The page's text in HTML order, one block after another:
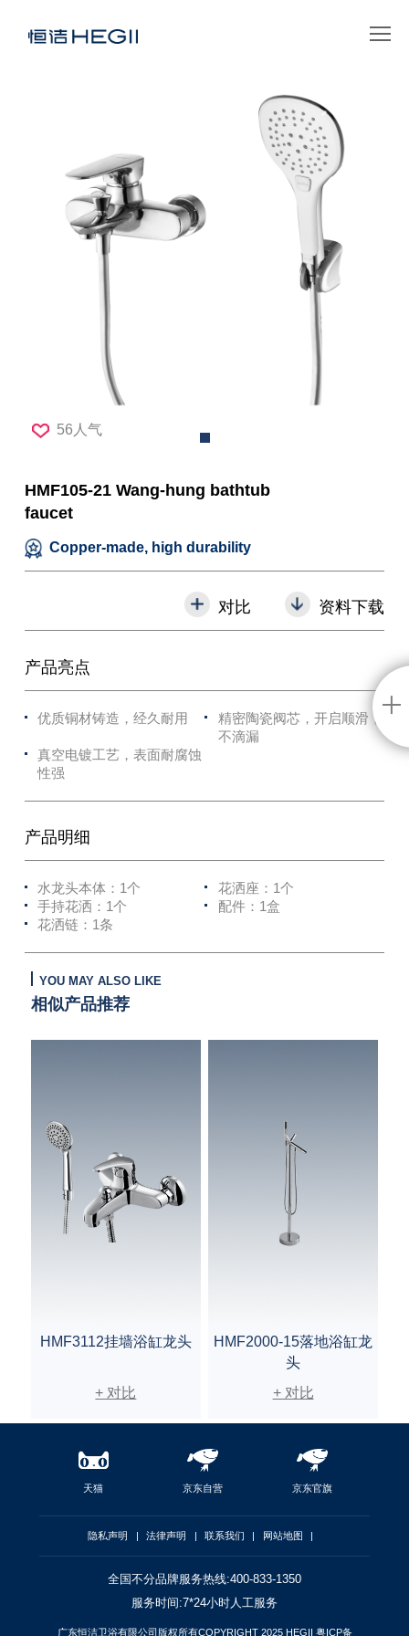
56人气
HMF105-21 Wang-hung bathtub
faucet
Copper-made, high durability
资料下载
对比
产品亮点
优质铜材铸造，经久耐用
精密陶瓷阀芯，开启顺滑，
不滴漏
真空电镀工艺，表面耐腐蚀
性强
产品明细
水龙头本体：1个
花洒座：1个
手持花洒：1个
配件：1盒
花洒链：1条
YOU MAY ALSO LIKE
相似产品推荐
HMF3112挂墙浴缸龙头
+ 对比
HMF2000-15落地浴缸龙
头
+ 对比
天猫 京东自营 京东官旗
隐私声明 法律声明 联系我们 网站地图
全国不分品牌服务热线:400-833-1350
服务时间:7*24小时人工服务
广东恒洁卫浴有限公司版权所有COPYRIGHT 2025 HEGII 粤ICP备